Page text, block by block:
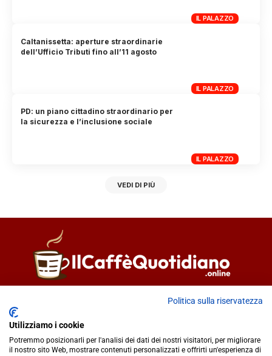
IL PALAZZO
IL PALAZZO
Caltanissetta: aperture straordinarie
dell’Ufficio Tributi fino all’11 agosto
IL PALAZZO
PD: un piano cittadino straordinario per
la sicurezza e l’inclusione sociale
VEDI DI PIÙ
Fiorella Falci
redazione@ilcaffequotidiano.online
C.F. 92076900858
Politica sulla riservatezza
Utilizziamo i cookie
Potremmo posizionarli per l'analisi dei dati dei nostri visitatori, per migliorare
il nostro sito Web, mostrare contenuti personalizzati e offrirti un'esperienza di